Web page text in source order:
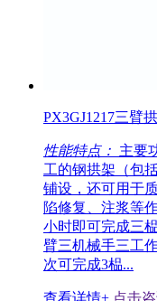
PX3GJ1217三臂
性能特点： 主要
工的钢拱架（包
铺设，还可用于
陷修复、注浆等
小时即可完成三
臂三机械手三工
次可完成3榀...
查看详情+ 点击